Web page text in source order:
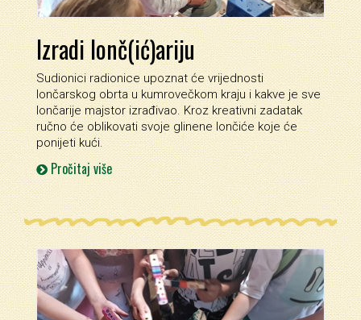
Izradi lonč(ić)ariju
Sudionici radionice upoznat će vrijednosti
lončarskog obrta u kumrovečkom kraju i kakve je sve
lončarije majstor izrađivao. Kroz kreativni zadatak
ručno će oblikovati svoje glinene lončiće koje će
ponijeti kući.
Pročitaj više